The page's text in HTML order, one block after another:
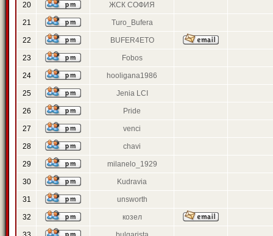
20 ЖСК СОФИЯ
21 Turo_Bufera
22 BUFER4ETO
23 Fobos
24 hooligana1986
25 Jenia LCI
26 Pride
27 venci
28 chavi
29 milanelo_1929
30 Kudravia
31 unsworth
32 козел